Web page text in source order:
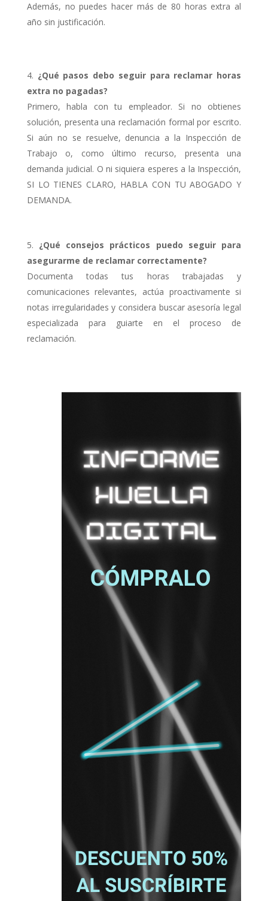
Además, no puedes hacer más de 80 horas extra al
año sin justificación.
¿Qué pasos debo seguir para reclamar horas
extra no pagadas?
Primero, habla con tu empleador. Si no obtienes
solución, presenta una reclamación formal por escrito.
Si aún no se resuelve, denuncia a la Inspección de
Trabajo o, como último recurso, presenta una
demanda judicial. O ni siquiera esperes a la Inspección,
SI LO TIENES CLARO, HABLA CON TU ABOGADO Y
DEMANDA.
¿Qué consejos prácticos puedo seguir para
asegurarme de reclamar correctamente?
Documenta todas tus horas trabajadas y
comunicaciones relevantes, actúa proactivamente si
notas irregularidades y considera buscar asesoría legal
especializada para guiarte en el proceso de
reclamación.